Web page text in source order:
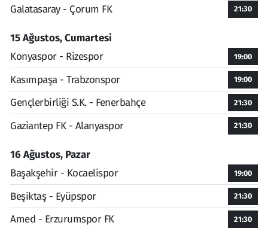
Galatasaray - Çorum FK
21:30
15 Ağustos, Cumartesi
Konyaspor - Rizespor
19:00
Kasımpaşa - Trabzonspor 19:00
Gençlerbirliği S.K. - Fenerbahçe 21:30
Gaziantep FK - Alanyaspor 21:30
16 Ağustos, Pazar
Başakşehir - Kocaelispor
19:00
Beşiktaş - Eyüpspor 21:30
Amed - Erzurumspor FK 21:30